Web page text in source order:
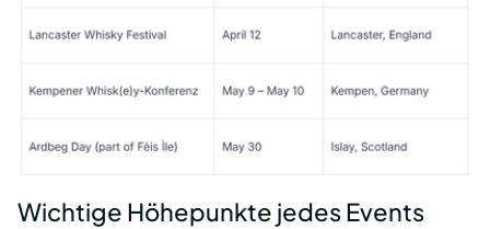
Wichtige Höhepunkte jedes Events